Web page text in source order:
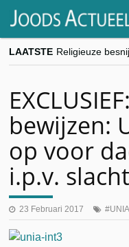
LAATSTE
bewijzen:
op voor
i.p.v.
23 Februari 2017 UNIA